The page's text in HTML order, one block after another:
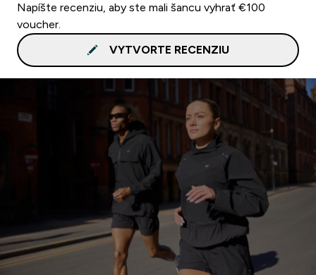
Napíšte recenziu, aby ste mali šancu vyhrať €100
voucher.
VYTVORTE RECENZIU